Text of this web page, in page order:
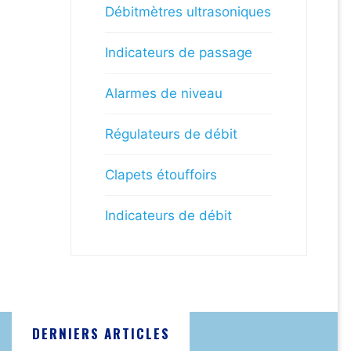
Débitmètres ultrasoniques
Indicateurs de passage
Alarmes de niveau
Régulateurs de débit
Clapets étouffoirs
Indicateurs de débit
DERNIERS ARTICLES